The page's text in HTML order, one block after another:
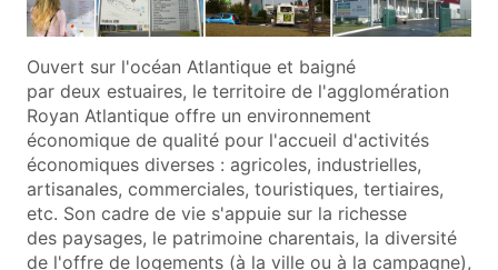
Ouvert sur l'océan Atlantique et baigné
par deux estuaires, le territoire de l'agglomération
Royan Atlantique offre un environnement
économique de qualité pour l'accueil d'activités
économiques diverses : agricoles, industrielles,
artisanales, commerciales, touristiques, tertiaires,
etc. Son cadre de vie s'appuie sur la richesse
des paysages, le patrimoine charentais, la diversité
de l'offre de logements (à la ville ou à la campagne),